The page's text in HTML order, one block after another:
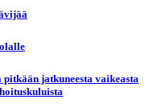
jatkuneesta vaikeasta